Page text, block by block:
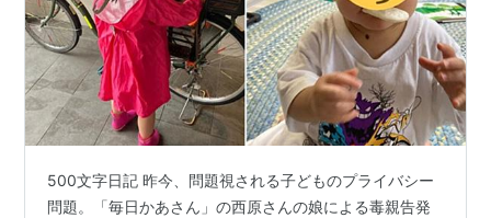
関連語： リスト::漫画作品タイトル 漫画 コミック
500文字日記 昨今、問題視される子どものプライバシー
問題。「毎日かあさん」の西原さんの娘による毒親告発